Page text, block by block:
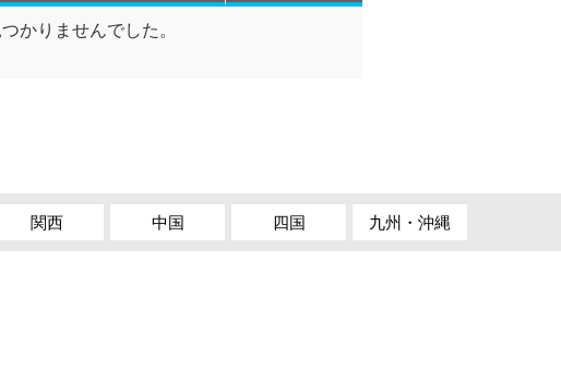
かりませんでした。
関西 中国 四国 九州・沖縄